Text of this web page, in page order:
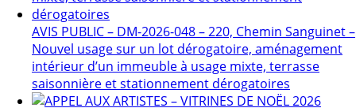
AVIS PUBLIC – DM-2026-048 – 220, Chemin Sanguinet –
Nouvel usage sur un lot dérogatoire, aménagement
intérieur d’un immeuble à usage mixte, terrasse
saisonnière et stationnement dérogatoires